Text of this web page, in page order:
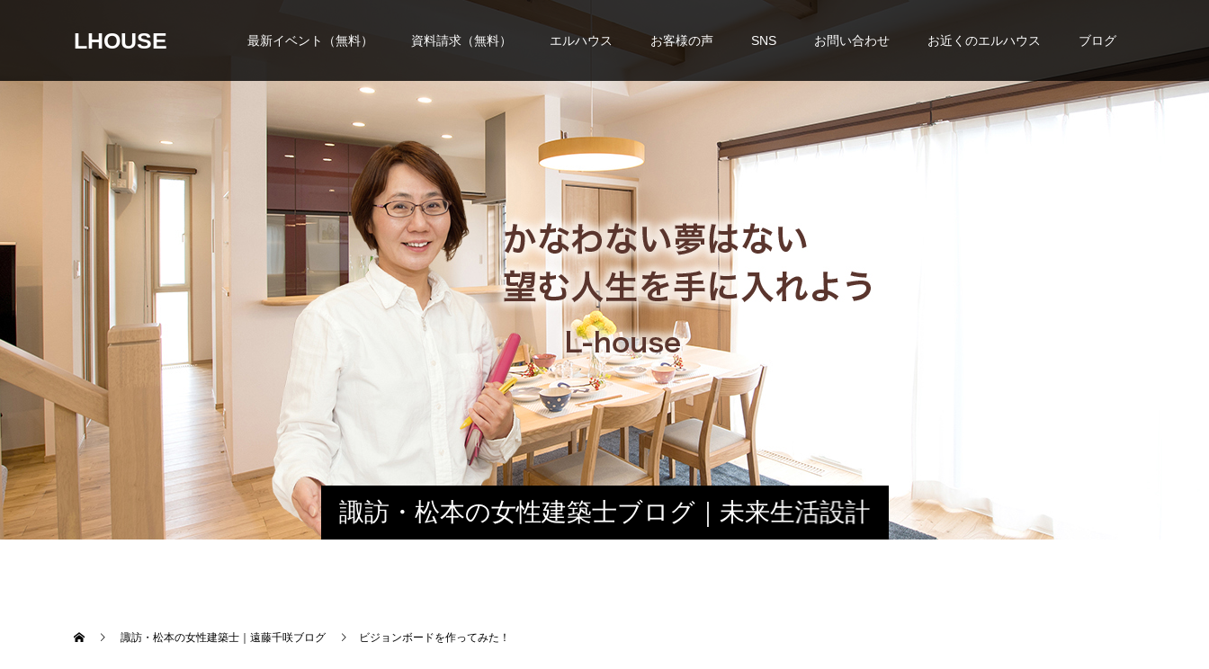
LHOUSE 最新イベント（無料） 資料請求（無料） エルハウス お客様の声 SNS お問い合わせ お近くのエルハウス ブログ
諏訪・松本の女性建築士ブログ｜未来生活設計
諏訪・松本の女性建築士｜遠藤千咲ブログ ビジョンボードを作ってみた！